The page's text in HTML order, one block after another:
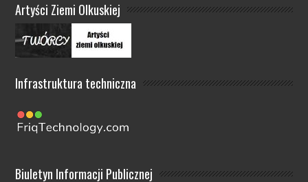
Artyści Ziemi Olkuskiej
Infrastruktura techniczna
Biuletyn Informacji Publicznej